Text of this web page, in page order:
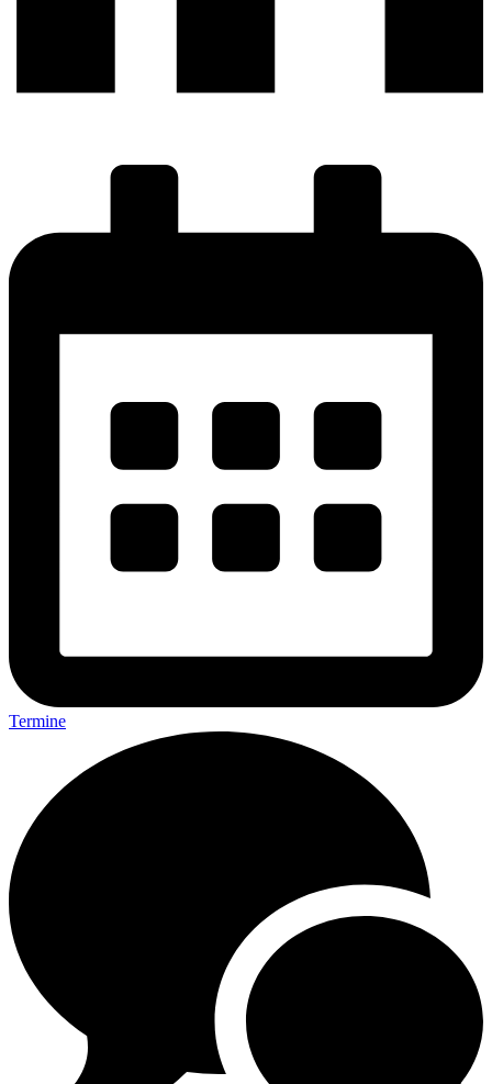
Termine